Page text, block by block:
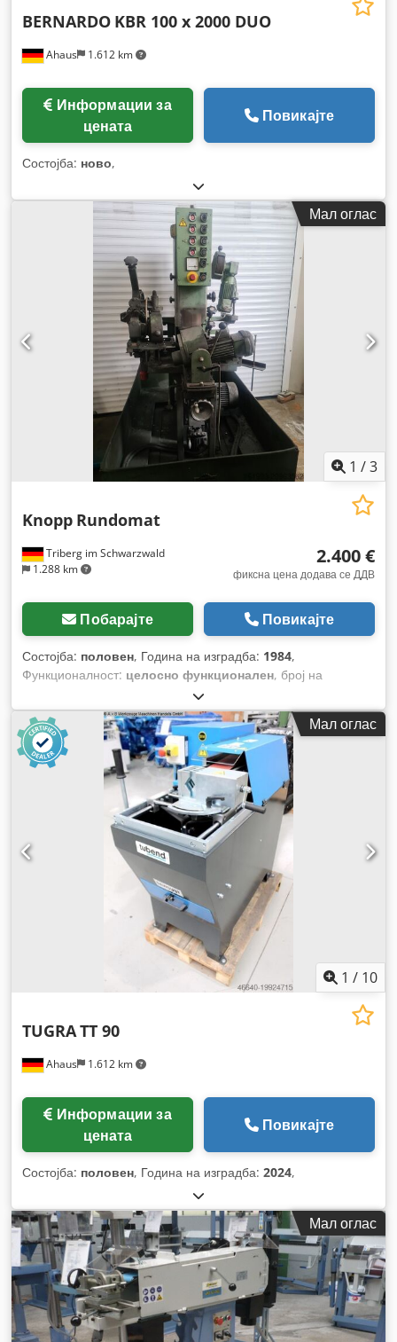
Ahaus 1.612 km
BERNARDO KBR 100 x 2000 DUO
цената
Повикајте
Состојба: ново,
Мал оглас
1 /3
Triberg im Schwarzwald
1.288 km
Knopp Rundomat
2.400 €
фиксна цена додава се ДДВ
Побарајте Повикајте
Состојба: половен, Година на изградба: 1984,
Функционалност: целосно функционален, број на
, вкупна тежина:
Мал оглас
1 / 10
Ahaus 1.612 km
TUGRATT 90
цената
Повикајте
Состојба: половен, Година на изградба: 2024,
Мал оглас